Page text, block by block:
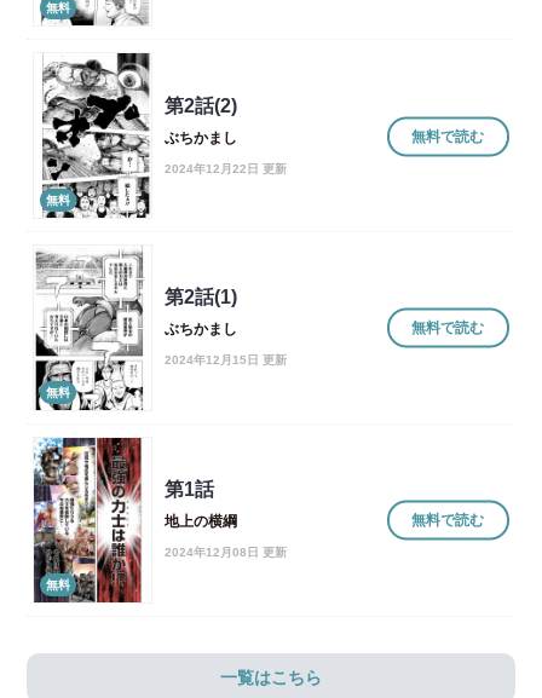
無料
無料
第2話(2)
ぶちかまし
2024年12月22日 更新
無料で読む
無料
第2話(1)
ぶちかまし
2024年12月15日 更新
無料で読む
無料
第1話
地上の横綱
2024年12月08日 更新
無料で読む
一覧はこちら